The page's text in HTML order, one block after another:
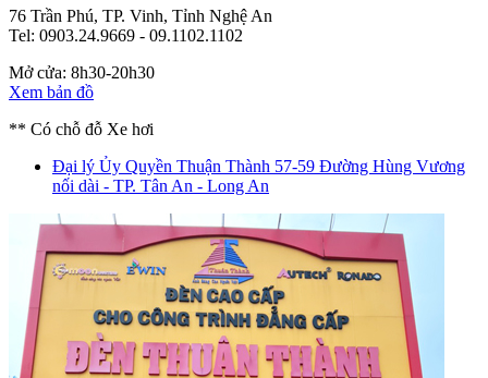
76 Trần Phú, TP. Vinh, Tỉnh Nghệ An
Tel: 0903.24.9669 - 09.1102.1102
Mở cửa: 8h30-20h30
Xem bản đồ
** Có chỗ đỗ Xe hơi
Đại lý Ủy Quyền Thuận Thành 57-59 Đường Hùng Vương
nối dài - TP. Tân An - Long An